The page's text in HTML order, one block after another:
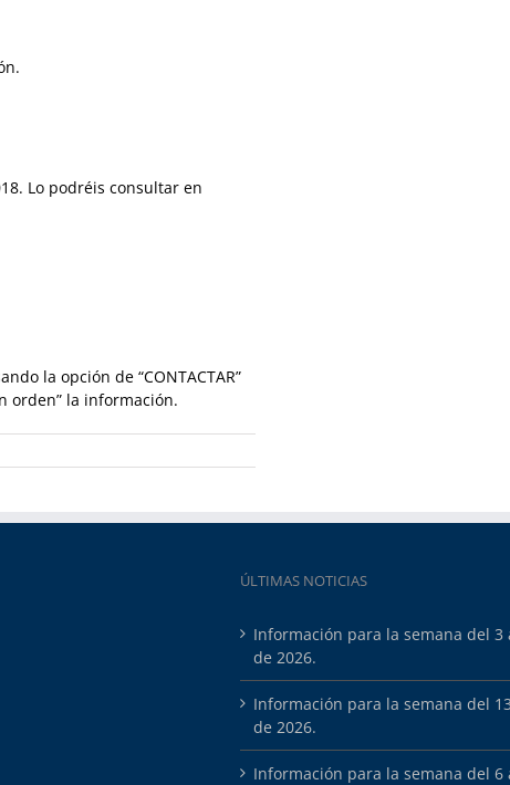
Lo podréis consultar en
la opción de “CONTACTAR”
orden” la información.
ÚLTIMAS NOTICIAS
Información para la semana del 3
de 2026.
Información para la semana del
de 2026.
Información para la semana del 6